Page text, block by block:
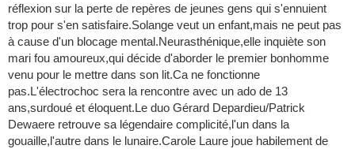
réflexion sur la perte de repères de jeunes gens qui s'ennuient
trop pour s'en satisfaire.Solange veut un enfant,mais ne peut pas
à cause d'un blocage mental.Neurasthénique,elle inquiète son
mari fou amoureux,qui décide d'aborder le premier bonhomme
venu pour le mettre dans son lit.Ca ne fonctionne
pas.L'électrochoc sera la rencontre avec un ado de 13
ans,surdoué et éloquent.Le duo Gérard Depardieu/Patrick
Dewaere retrouve sa légendaire complicité,l'un dans la
gouaille,l'autre dans le lunaire.Carole Laure joue habilement de